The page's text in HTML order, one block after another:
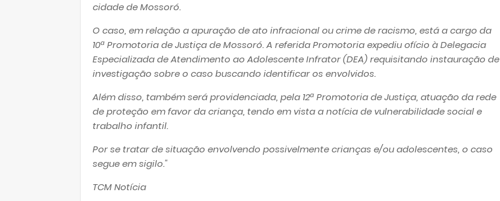
cidade de Mossoró.
O caso, em relação a apuração de ato infracional ou crime de racismo, está a cargo da
10ª Promotoria de Justiça de Mossoró. A referida Promotoria expediu ofício à Delegacia
Especializada de Atendimento ao Adolescente Infrator (DEA) requisitando instauração de
investigação sobre o caso buscando identificar os envolvidos.
Além disso, também será providenciada, pela 12ª Promotoria de Justiça, atuação da rede
de proteção em favor da criança, tendo em vista a notícia de vulnerabilidade social e
trabalho infantil.
Por se tratar de situação envolvendo possivelmente crianças e/ou adolescentes, o caso
segue em sigilo."
TCM Notícia